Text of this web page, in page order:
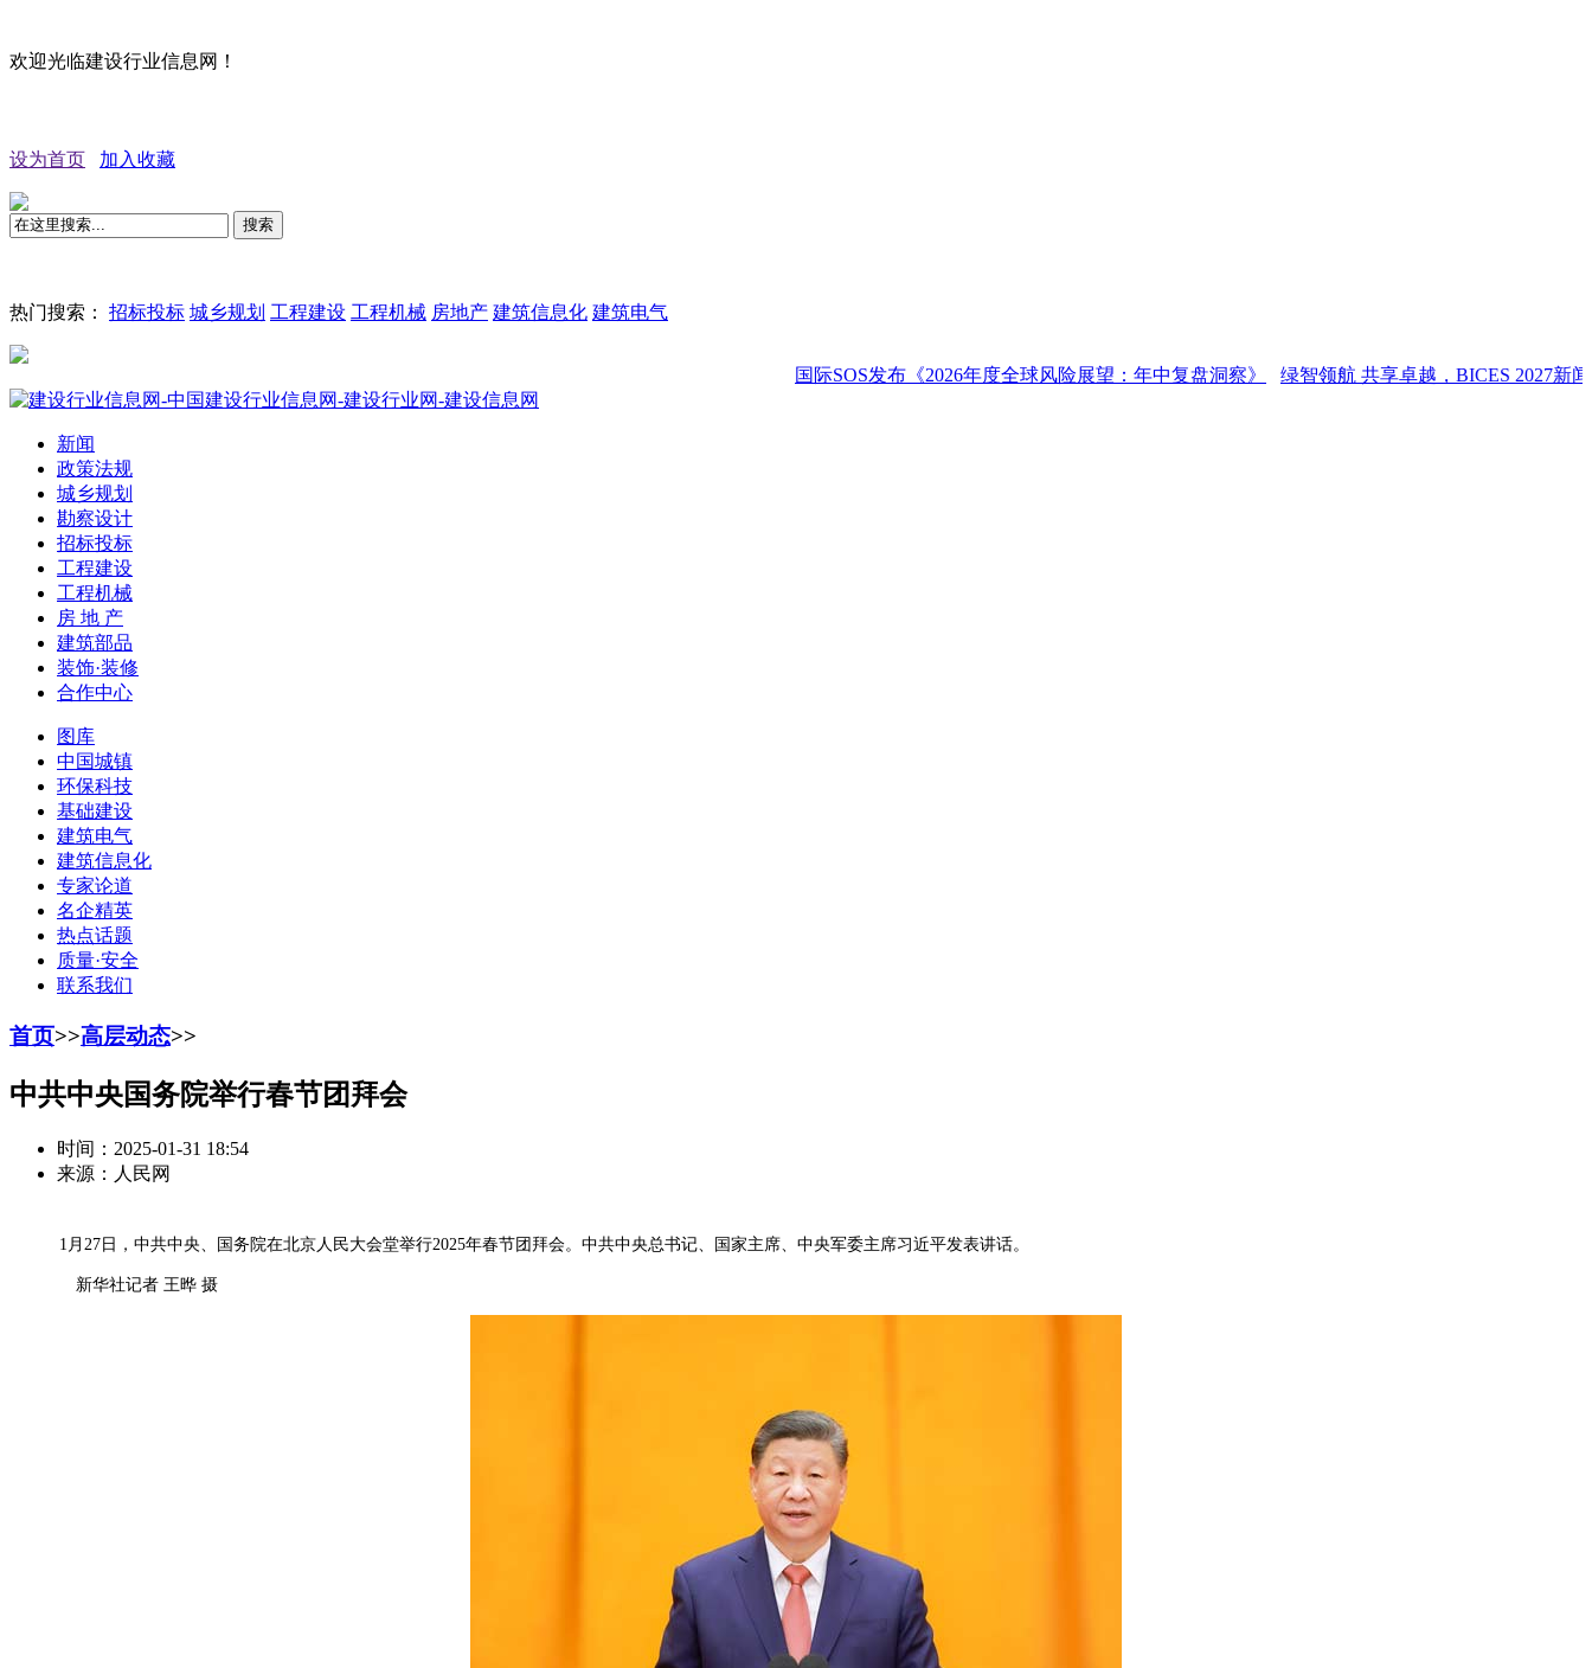
欢迎光临建设行业信息网！
设为首页 加入收藏
搜索
热门搜索： 招标投标 城乡规划 工程建设 工程机械 房地产 建筑信息化 建筑电气
国际SOS发布《2026年度全球风险展望：年中复盘洞察》 绿智领航 共享卓越，BICES 2027新闻发布会
新闻
政策法规
城乡规划
勘察设计
招标投标
工程建设
工程机械
房 地 产
建筑部品
装饰·装修
合作中心
图库
中国城镇
环保科技
基础建设
建筑电气
建筑信息化
专家论道
名企精英
热点话题
质量·安全
联系我们
首页>>高层动态>>
中共中央国务院举行春节团拜会
时间：2025-01-31 18:54
来源：人民网
1月27日，中共中央、国务院在北京人民大会堂举行2025年春节团拜会。中共中央总书记、国家主席、中央军委主席习近平发表讲话。
新华社记者 王晔 摄